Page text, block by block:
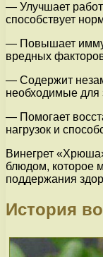
— Улучшает
способствует
— Повышает
вредных
— Содержит
необходимые для
— Помогает
нагрузок и
Винегрет
блюдом, которое
поддержания
История